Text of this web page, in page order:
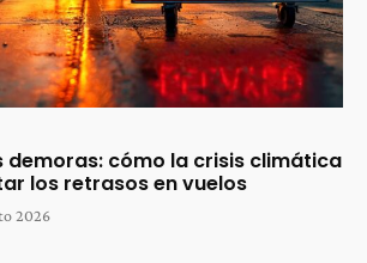
demoras: cómo la crisis climática
los retrasos en vuelos
2026